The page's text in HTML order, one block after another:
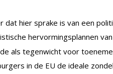
hier sprake is van een
hervormingsplannen van
als tegenwicht voor
in de EU de ideale